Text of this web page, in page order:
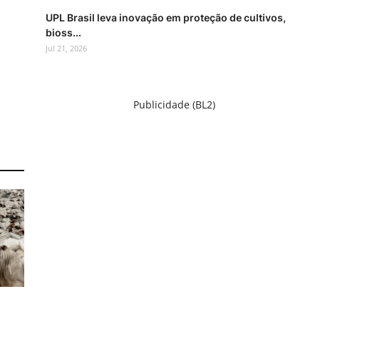
UPL Brasil leva inovação em proteção de cultivos,
bioss...
Jul 21, 2026
Publicidade (BL2)